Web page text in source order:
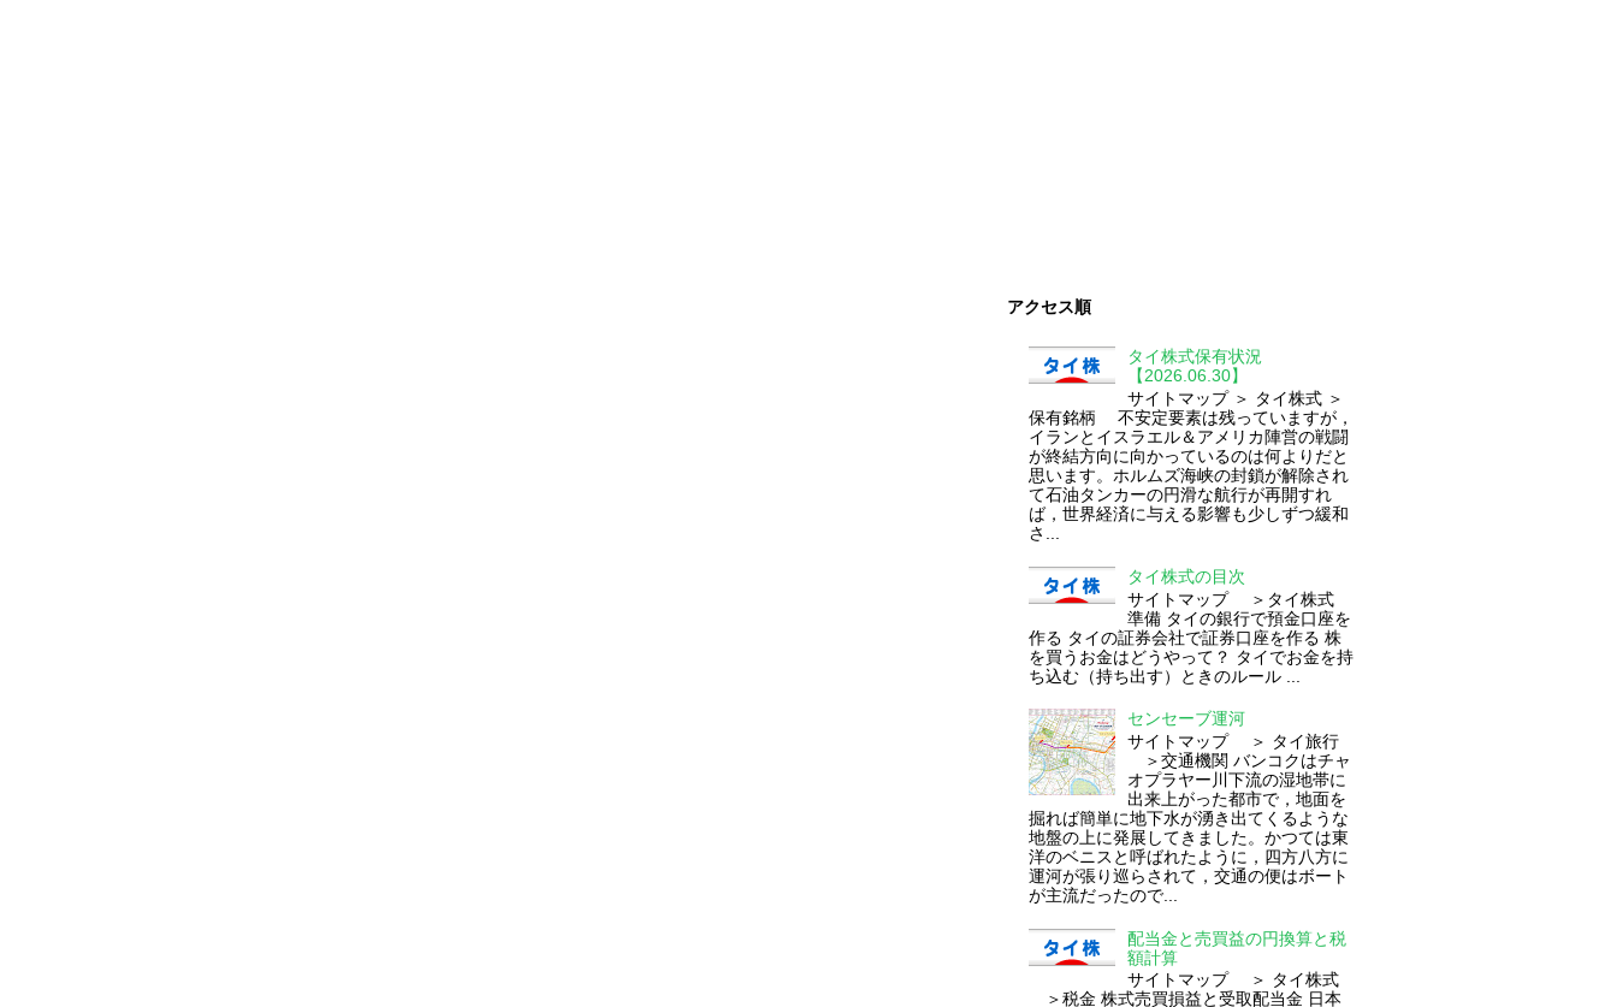
アクセス順
タイ株式保有状況
【2026.06.30】
サイトマップ ＞ タイ株式 ＞
保有銘柄 不安定要素は残っていますが，
イランとイスラエル＆アメリカ陣営の戦闘
が終結方向に向かっているのは何よりだと
思います。ホルムズ海峡の封鎖が解除され
て石油タンカーの円滑な航行が再開すれ
ば，世界経済に与える影響も少しずつ緩和
さ...
タイ株式の目次
サイトマップ ＞タイ株式
準備 タイの銀行で預金口座を
作る タイの証券会社で証券口座を作る 株
を買うお金はどうやって？ タイでお金を持
ち込む（持ち出す）ときのルール ...
センセーブ運河
サイトマップ ＞ タイ旅行
＞交通機関 バンコクはチャ
オプラヤー川下流の湿地帯に
出来上がった都市で，地面を
掘れば簡単に地下水が湧き出てくるような
地盤の上に発展してきました。かつては東
洋のベニスと呼ばれたように，四方八方に
運河が張り巡らされて，交通の便はボート
が主流だったので...
配当金と売買益の円換算と税
額計算
サイトマップ ＞ タイ株式
＞税金 株式売買損益と受取配当金 日本